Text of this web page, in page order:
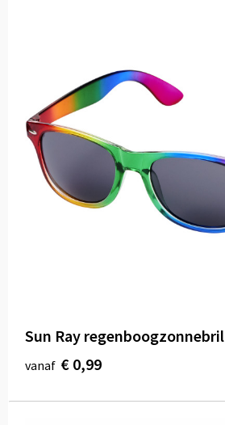
Sun Ray regenboogzonnebril
vanaf € 0,99